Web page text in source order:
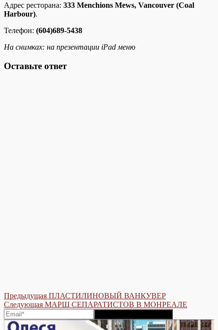
Адрес ресторана: 333 Menchions Mews, Vancouver (Coal
Harbour).
Телефон: (604)689-5438
На снимках: на презентации iPad меню
Оставьте ответ
Post
navigation
Предыдущая Предыдущая
post:
ПЛАСТИЛИНОВЫЙ ВАНКУВЕР
Следующая Следующая
МАРШ СЕПАРАТИСТОВ В МОНРЕАЛЕ